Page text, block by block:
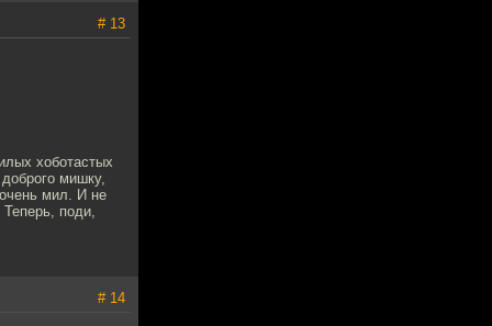
# 13
хоботастых
мишку,
мил. И не
поди,
# 14